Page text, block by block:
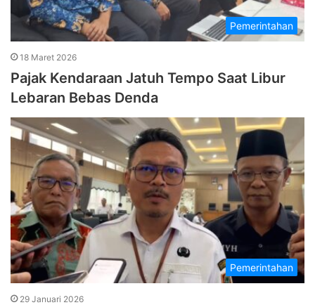
Pemerintahan
18 Maret 2026
Pajak Kendaraan Jatuh Tempo Saat Libur
Lebaran Bebas Denda
Pemerintahan
29 Januari 2026